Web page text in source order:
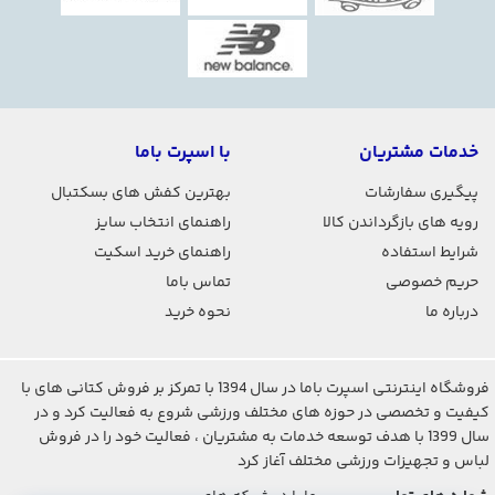
خدمات مشتریان
پیگیری سفارشات
رویه های بازگرداندن کالا
شرایط استفاده
حریم خصوصی
درباره ما
با اسپرت باما
بهترین کفش های بسکتبال
راهنمای انتخاب سایز
راهنمای خرید اسکیت
تماس باما
نحوه خرید
فروشگاه اینترنتی اسپرت باما در سال 1394 با تمرکز بر فروش کتانی های با
کیفیت و تخصصی در حوزه های مختلف ورزشی شروع به فعالیت کرد و در
سال 1399 با هدف توسعه خدمات به مشتریان ، فعالیت خود را در فروش
لباس و تجهیزات ورزشی مختلف آغاز کرد